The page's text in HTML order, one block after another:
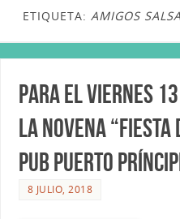
ETIQUETA: AMIGOS SALSA
Para el viernes
la novena “Fiesta
Pub Puerto
8 JULIO, 2018